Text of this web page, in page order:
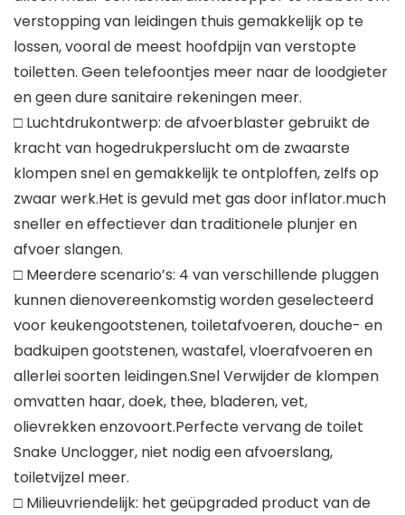
verstopping van leidingen thuis gemakkelijk op te
lossen, vooral de meest hoofdpijn van verstopte
toiletten. Geen telefoontjes meer naar de loodgieter
en geen dure sanitaire rekeningen meer.
□ Luchtdrukontwerp: de afvoerblaster gebruikt de
kracht van hogedrukperslucht om de zwaarste
klompen snel en gemakkelijk te ontploffen, zelfs op
zwaar werk.Het is gevuld met gas door inflator.much
sneller en effectiever dan traditionele plunjer en
afvoer slangen.
□ Meerdere scenario’s: 4 van verschillende pluggen
kunnen dienovereenkomstig worden geselecteerd
voor keukengootstenen, toiletafvoeren, douche- en
badkuipen gootstenen, wastafel, vloerafvoeren en
allerlei soorten leidingen.Snel Verwijder de klompen
omvatten haar, doek, thee, bladeren, vet,
olievrekken enzovoort.Perfecte vervang de toilet
Snake Unclogger, niet nodig een afvoerslang,
toiletvijzel meer.
□ Milieuvriendelijk: het geüpgraded product van de